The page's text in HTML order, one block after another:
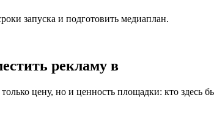
запуска и подготовить медиаплан.
рекламу в
цену, но и ценность площадки: кто здесь